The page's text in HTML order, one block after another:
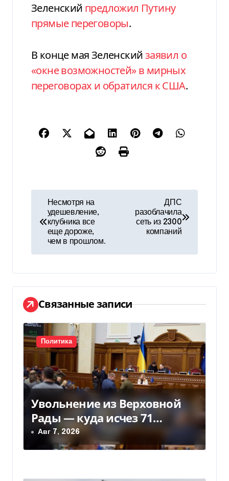
Зеленский предложил Путину
прямые переговоры.
В конце мая Зеленскийзаявил о
«окне возможностей» в мирных
переговорах и обратился к США.
г
а
ц
и
я
п
о
з
а
Несмотря на
удешевление,
клубника все
еще дороже,
чем в прошлом.
ДПС
разоблачила
сеть из 2300
компаний
Связанные записи
Политика
Увольнение из Верховной
Рады — куда исчез 71
народный депутат за семь
лет
Авг 7, 2026